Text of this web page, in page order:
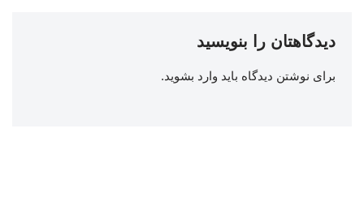
دیدگاهتان را بنویسید
برای نوشتن دیدگاه باید وارد بشوید.